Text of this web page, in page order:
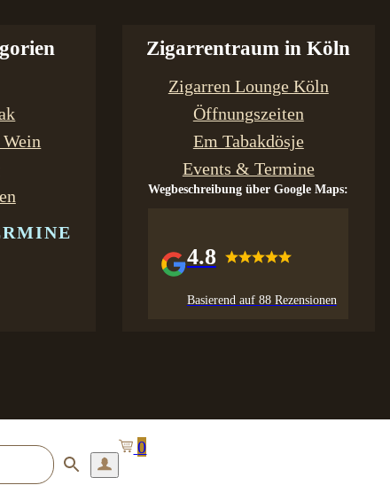
Zigarrentraum in Köln
Zigarren Lounge Köln
Öffnungszeiten
Em Tabakdösje
Events & Termine
Wegbeschreibung über Google Maps:
4.8
Basierend auf 88 Rezensionen
0